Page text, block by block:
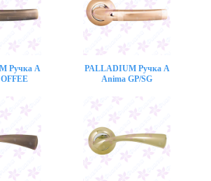
Ручка A
PALLADIUM Ручка A
Anima GP/SG